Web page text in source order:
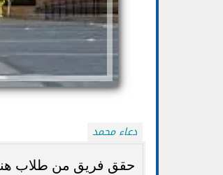
دعاء محمد
حقق فريق من طلاب هندسة